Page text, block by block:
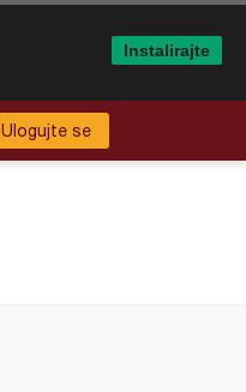
Ulogujte se
Instalirajte